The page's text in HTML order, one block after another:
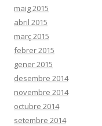
maig 2015
abril 2015
març 2015
febrer 2015
gener 2015
desembre 2014
novembre 2014
octubre 2014
setembre 2014